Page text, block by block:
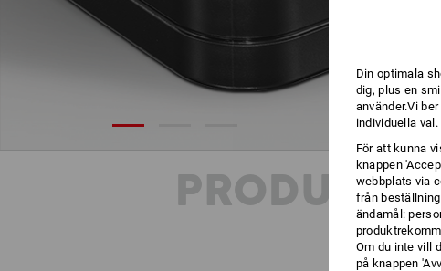
Din optimala
dig, plus en
använder.Vi
individuella val.
För att kunna
knappen
webbplats via
från
ändamål:
Om du inte vill
på knappen